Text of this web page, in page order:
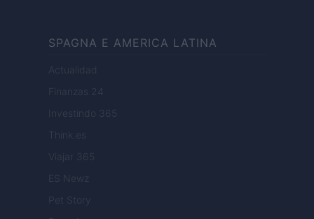
SPAGNA E AMERICA LATINA
Actualidad
Finanzas 24
Investindo 365
Think.es
Viajar 365
ES Newz
Pet Story